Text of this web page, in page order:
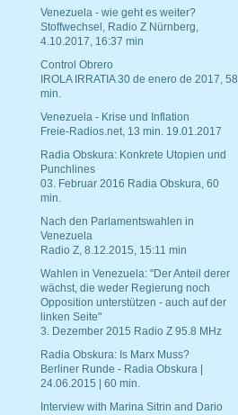
Venezuela - wie geht es weiter?
Stoffwechsel, Radio Z Nürnberg,
4.10.2017, 16:37 min
Control Obrero
IROLA IRRATIA 30 de enero de 2017, 58
min.
Venezuela - Krise und Inflation
Freie-Radios.net, 13 min. 19.01.2017
Radia Obskura: Konkrete Utopien und
Punchlines
03. Februar 2016 Radia Obskura, 60
min.
Nach den Parlamentswahlen in
Venezuela
Radio Z, 8.12.2015, 15:11 min
Wahlen in Venezuela: "Der Anteil derer
wächst, die weder Regierung noch
Opposition unterstützen - auch auf der
linken Seite"
3. Dezember 2015 Radio Z 95.8 MHz
Radia Obskura: Is Marx Muss?
Berliner Runde - Radia Obskura |
24.06.2015 | 60 min.
Interview with Marina Sitrin and Dario